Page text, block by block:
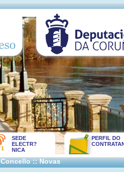
SEDE
ELECTR?
NICA
PERFIL DO
Concello :: Novas